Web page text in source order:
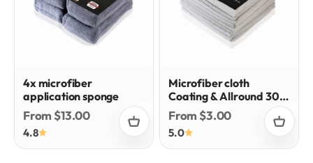
4x microfiber
application sponge
Sale price
From $13.00
4.8
Microfiber cloth
Coating & Allround 300
gsm
Sale price
From $3.00
5.0